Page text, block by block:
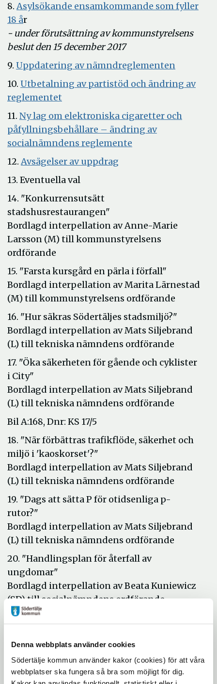
Denna webbplats använder cookies
Södertälje kommun använder kakor (cookies) för att våra
webbplatser ska fungera så bra som möjligt för dig.
fönster
8. Asylsökande ensamkommande som fyller
18 åÖppna
i
nytt
fönster
r
- under förutsättning av kommunstyrelsens
beslut den 15 december 2017
9. Uppdatering av nämndreglementen
nytt
10. Utbetalning av partistöd och ändring av
reglementet
nytt
fönster
11. Ny lag om elektroniska cigaretter och
påfyllningsbehållare – ändring av
socialnämndens reglemente
12. Avsägelser av uppdrag
13. Eventuella val
14. "Konkurrensutsätt
stadshusrestaurangen"
Bordlagd interpellation av Anne-Marie
Larsson (M) till kommunstyrelsens
ordförande
15. "Farsta kursgård en pärla i förfall"
Bordlagd interpellation av Marita Lärnestad
(M) till kommunstyrelsens ordförande
16. "Hur säkras Södertäljes stadsmiljö?"
Bordlagd interpellation av Mats Siljebrand
(L) till tekniska nämndens ordförande
17. "Öka säkerheten för gående och cyklister
i City"
Bordlagd interpellation av Mats Siljebrand
(L) till tekniska nämndens ordförande
Bil A:168, Dnr: KS 17/5
18. "När förbättras trafikflöde, säkerhet och
miljö i 'kaoskorset'?"
Bordlagd interpellation av Mats Siljebrand
(L) till tekniska nämndens ordförande
19. "Dags att sätta P för otidsenliga p-
rutor?"
Bordlagd interpellation av Mats Siljebrand
(L) till tekniska nämndens ordförande
20. "Handlingsplan för återfall av
ungdomar"
Bordlagd interpellation av Beata Kuniewicz
(SD) till socialnämndens ordförande
21. "Handlingsplan för ungdomar i
Bordlagd interpellation av Beata Kuniewicz
(SD) till kommunstyrelsens ordförande
22. Parkeringskaos vid Östertälje station!"